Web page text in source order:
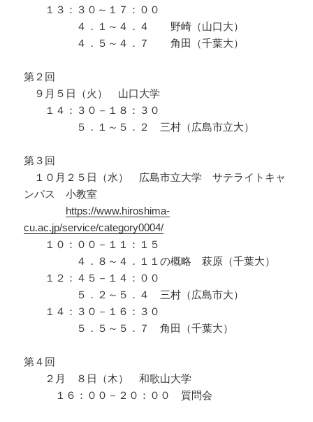
１３：３０～１７：００
４．１～４．４ 野崎（山口大）
４．５～４．７ 角田（千葉大）
第２回
９月５日（火） 山口大学
１４：３０－１８：３０
５．１～５．２ 三村（広島市立大）
第３回
１０月２５日（水） 広島市立大学 サテライトキャ
ンパス 小教室
https://www.hiroshima-
cu.ac.jp/service/category0004/
１０：００－１１：１５
４．８～４．１１の概略 萩原（千葉大）
１２：４５－１４：００
５．２～５．４ 三村（広島市大）
１４：３０－１６：３０
５．５～５．７ 角田（千葉大）
第４回
２月 ８日（木） 和歌山大学
１６：００－２０：００ 質問会